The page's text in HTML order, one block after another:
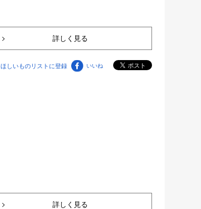
詳しく見る
ほしいものリストに登録 いいね
詳しく見る